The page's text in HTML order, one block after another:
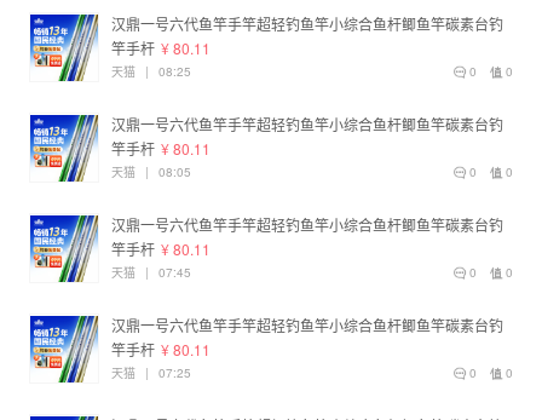
汉鼎一号六代鱼竿手竿超轻钓鱼竿小综合鱼杆鲫鱼竿碳素台钓
竿手杆 ¥ 80.11
0
0
天猫 | 08:25
汉鼎一号六代鱼竿手竿超轻钓鱼竿小综合鱼杆鲫鱼竿碳素台钓
竿手杆 ¥ 80.11
0
0
天猫 | 08:05
汉鼎一号六代鱼竿手竿超轻钓鱼竿小综合鱼杆鲫鱼竿碳素台钓
竿手杆 ¥ 80.11
0
0
天猫 | 07:45
汉鼎一号六代鱼竿手竿超轻钓鱼竿小综合鱼杆鲫鱼竿碳素台钓
竿手杆 ¥ 80.11
0
0
天猫 | 07:25